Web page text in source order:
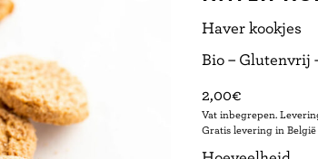
Haver kookjes
Bio – Glutenvrij
2,00€
Vat inbegrepen.
Gratis levering in